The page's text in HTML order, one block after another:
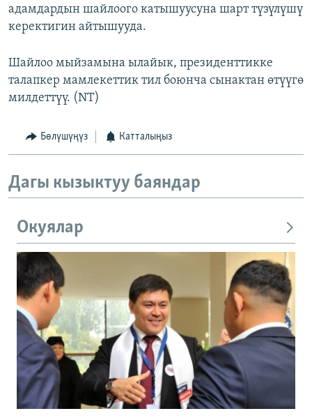
адамдардын шайлоого катышуусуна шарт түзүлүшү
керектигин айтышууда.
Шайлоо мыйзамына ылайык, президенттикке
талапкер мамлекеттик тил боюнча сынактан өтүүгө
милдеттүү. (NT)
Бөлүшүңүз Катталыңыз
Дагы кызыктуу баяндар
Окуялар